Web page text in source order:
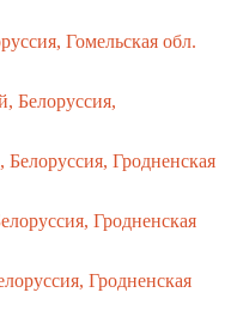
Гомельская обл.
Белоруссия,
Гродненская
Гродненская
Гродненская